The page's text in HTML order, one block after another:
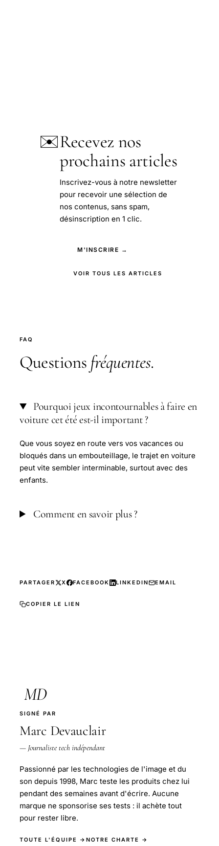
✉️Recevez nos
prochains articles
Inscrivez-vous à notre newsletter
pour recevoir une sélection de
nos contenus, sans spam,
désinscription en 1 clic.
M'INSCRIRE →
VOIR TOUS LES ARTICLES
FAQ
Questions fréquentes.
Pourquoi jeux incontournables à faire en
voiture cet été est-il important ?
Que vous soyez en route vers vos vacances ou
bloqués dans un embouteillage, le trajet en voiture
peut vite sembler interminable, surtout avec des
enfants.
Comment en savoir plus ?
PARTAGER X FACEBOOK LINKEDIN EMAIL
COPIER LE LIEN
MD
SIGNÉ PAR
Marc Devauclair
— Journaliste tech indépendant
Passionné par les technologies de l'image et du
son depuis 1998, Marc teste les produits chez lui
pendant des semaines avant d'écrire. Aucune
marque ne sponsorise ses tests : il achète tout
pour rester libre.
TOUTE L'ÉQUIPE → NOTRE CHARTE →